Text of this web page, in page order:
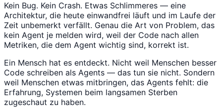
Kein Bug. Kein Crash. Etwas Schlimmeres — eine
Architektur, die heute einwandfrei läuft und im Laufe der
Zeit unbemerkt verfällt. Genau die Art von Problem, das
kein Agent je melden wird, weil der Code nach allen
Metriken, die dem Agent wichtig sind, korrekt ist.
Ein Mensch hat es entdeckt. Nicht weil Menschen besser
Code schreiben als Agents — das tun sie nicht. Sondern
weil Menschen etwas mitbringen, das Agents fehlt: die
Erfahrung, Systemen beim langsamen Sterben
zugeschaut zu haben.